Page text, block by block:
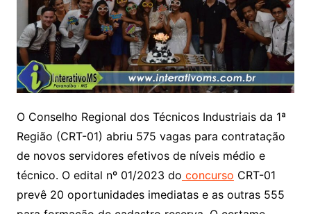
O Conselho Regional dos Técnicos Industriais da 1ª
Região (CRT-01) abriu 575 vagas para contratação
de novos servidores efetivos de níveis médio e
técnico. O edital nº 01/2023 do concurso CRT-01
prevê 20 oportunidades imediatas e as outras 555